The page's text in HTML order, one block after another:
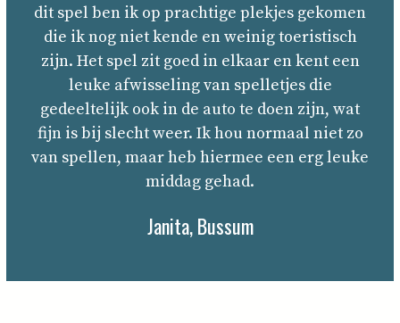
dit spel ben ik op prachtige plekjes gekomen
die ik nog niet kende en weinig toeristisch
zijn. Het spel zit goed in elkaar en kent een
leuke afwisseling van spelletjes die
gedeeltelijk ook in de auto te doen zijn, wat
fijn is bij slecht weer. Ik hou normaal niet zo
van spellen, maar heb hiermee een erg leuke
middag gehad.
Janita, Bussum